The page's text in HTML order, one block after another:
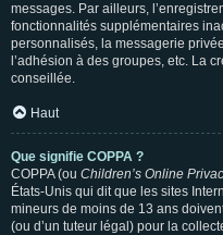
messages. Par ailleurs,
fonctionnalités supplémentaires
personnalisés, la messagerie
l’adhésion à des groupes, etc. La
conseillée.
Haut
Que signifie COPPA ?
COPPA (ou Children’s Online
États-Unis qui dit que les sites
mineurs de moins de 13 ans
(ou d’un tuteur légal) pour la